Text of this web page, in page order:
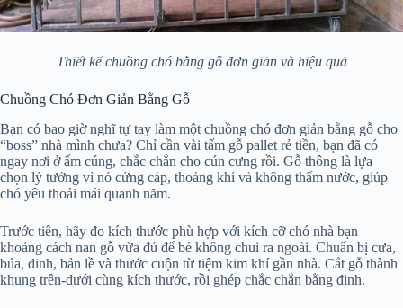
Thiết kế chuồng chó bằng gỗ đơn giản và hiệu quả
Chuồng Chó Đơn Giản Bằng Gỗ
Bạn có bao giờ nghĩ tự tay làm một chuồng chó đơn giản bằng gỗ cho
“boss” nhà mình chưa? Chỉ cần vài tấm gỗ pallet rẻ tiền, bạn đã có
ngay nơi ở ấm cúng, chắc chắn cho cún cưng rồi. Gỗ thông là lựa
chọn lý tưởng vì nó cứng cáp, thoáng khí và không thấm nước, giúp
chó yêu thoải mái quanh năm.
Trước tiên, hãy đo kích thước phù hợp với kích cỡ chó nhà bạn –
khoảng cách nan gỗ vừa đủ để bé không chui ra ngoài. Chuẩn bị cưa,
búa, đinh, bản lề và thước cuộn từ tiệm kim khí gần nhà. Cắt gỗ thành
khung trên-dưới cùng kích thước, rồi ghép chắc chắn bằng đinh.